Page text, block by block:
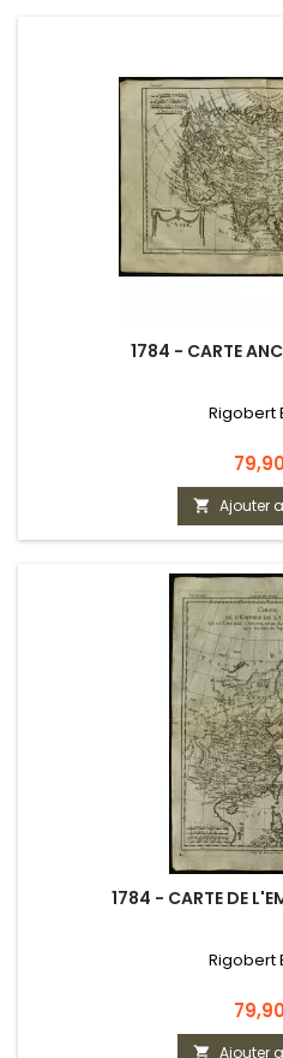
1784 - CARTE
Rigobert
Prix
 Ajouter
1784 - CARTE DE
Rigobert
Prix
 Ajouter